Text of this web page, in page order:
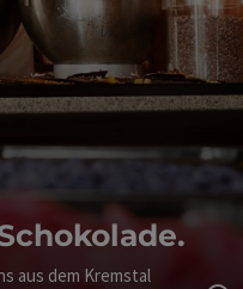
aus dem Kremstal